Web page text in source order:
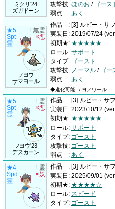
ミクリ'24
ズガドーン
攻撃技: ほのお / ゴース
弱点
: あく
★5
Spt
霊
フヨウ
サマヨール
†無霊
×悪
作品 : [3] ルビー・サ
実装日 : 2019/07/24
初期★: ★★★★★
ロール: サポート
タイプ: ゴースト
攻撃技: ノーマル / ゴー
弱点
: あく
◆進化可能: › ヨノワール
★5
Spt
霊
フヨウ'23
デスカーン
†霊
×悪
作品 : [3] ルビー・サ
実装日 : 2023/10/12
初期★: ★★★★★
ロール: サポート
タイプ: ゴースト
攻撃技: ゴースト
弱点
: あく
★4
Spd
霊
†霊
×妖
作品 : [3] ルビー・サ
実装日 : 2025/09/01
初期★: ★★★★☆
ロール: スピード
タイプ: ゴースト